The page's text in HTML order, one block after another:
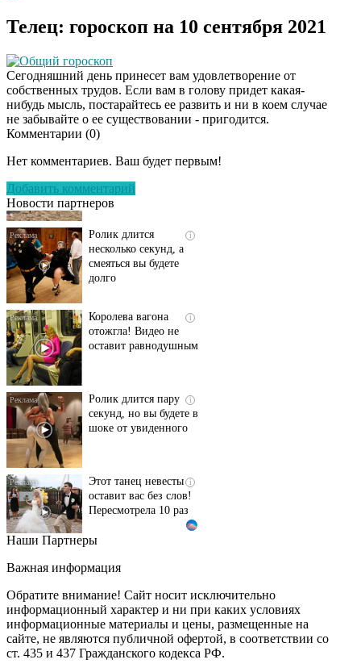
Телец: гороскоп на 10 сентября 2021
Общий гороскоп
Сегодняшний день принесет вам удовлетворение от
собственных трудов. Если вам в голову придет какая-
нибудь мысль, постарайтесь ее развить и ни в коем случае
не забывайте о ее существовании - пригодится.
Комментарии (0)
Нет комментариев. Ваш будет первым!
Добавить комментарий
Новости партнеров
Скрытая камера на
люди вытворяют, когда
несколько секунд, а
смеяться вы будете
долго
отожгла! Видео не
оставит равнодушным
секунд, но вы будете в
шоке от увиденного
оставит вас без слов!
Пересмотрела 10 раз
Ржу не переставая, это
не раз
i
Ролик из Омска: вы
будете смеяться долго
Наши Партнеры
Важная информация
Обратите внимание! Сайт носит исключительно
информационный характер и ни при каких условиях
информационные материалы и цены, размещенные на
сайте, не являются публичной офертой, в соответствии со
ст. 435 и 437 Гражданского кодекса РФ.